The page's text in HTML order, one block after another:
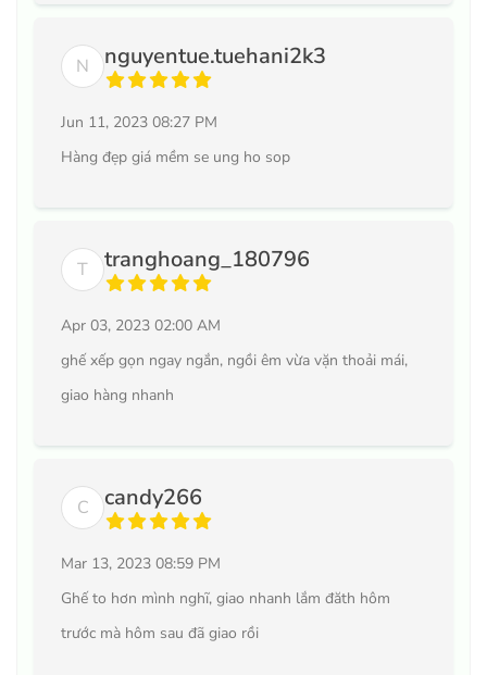
N nguyentue.tuehani2k3
Jun 11, 2023 08:27 PM
Hàng đẹp giá mềm se ung ho sop
T tranghoang_180796
Apr 03, 2023 02:00 AM
ghế xếp gọn ngay ngắn, ngồi êm vừa vặn thoải mái,
giao hàng nhanh
C candy266
Mar 13, 2023 08:59 PM
Ghế to hơn mình nghĩ, giao nhanh lắm đăth hôm
trước mà hôm sau đã giao rồi